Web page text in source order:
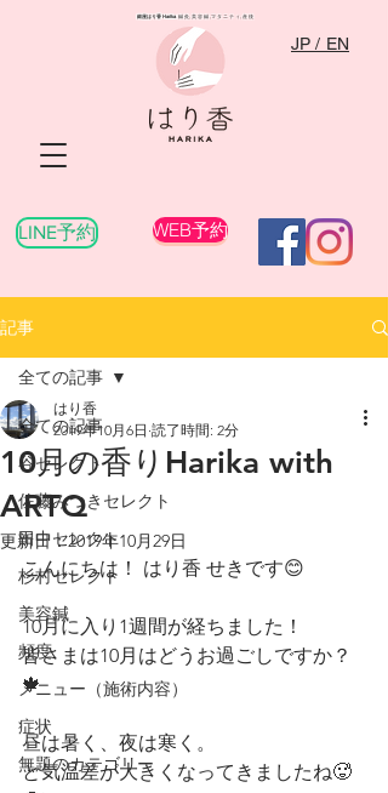
WEB予約
LINE予約
銀座はり香Harika​ 鍼灸,美容鍼,マタニティ,産後
JP / EN
記事
全ての記事
谷セレクト
佐藤みつきセレクト
田中セレクト
杉村セレクト
美容鍼
頻度
メニュー（施術内容）
症状
無題のカテゴリー
全ての記事
10月の香りHarika with
ARTQ
はり香
2019年10月6日 読了時間: 2分
更新日：2019年10月29日
こんにちは！ はり香 せきです😊
10月に入り1週間が経ちました！
皆さまは10月はどうお過ごしですか？
🍁
昼は暑く、夜は寒く。
と気温差が大きくなってきましたね🥵